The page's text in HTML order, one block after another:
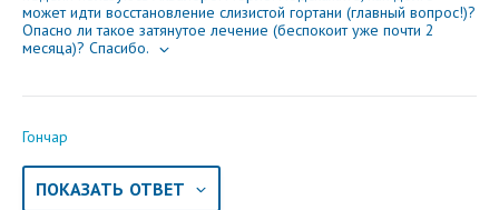
может идти восстановление слизистой гортани (главный вопрос!)?
Опасно ли такое затянутое лечение (беспокоит уже почти 2
месяца)? Спасибо.
Гончар
ПОКАЗАТЬ ОТВЕТ